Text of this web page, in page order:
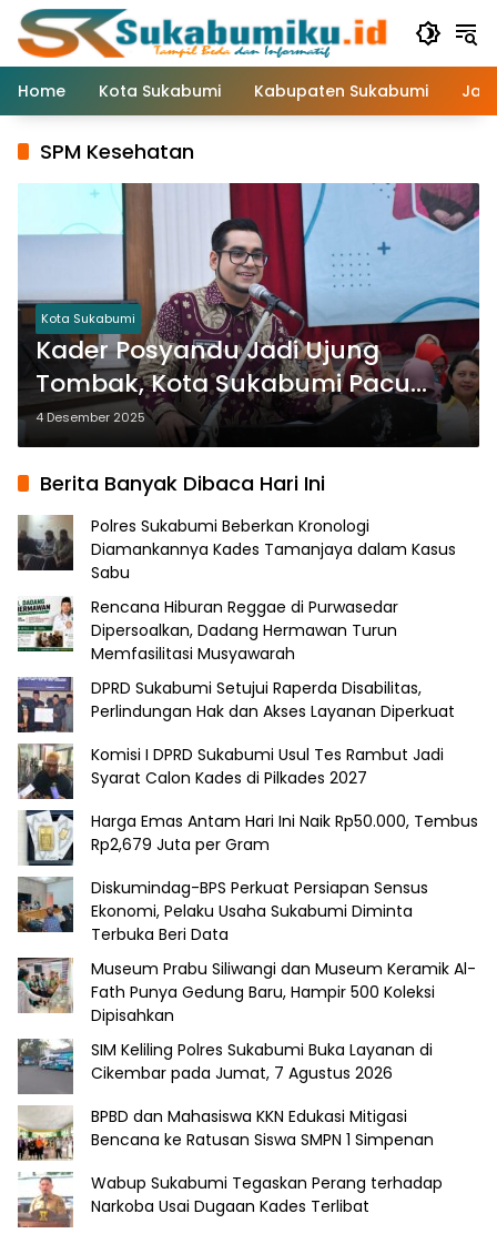
Langsung
konten
Home
Kota Sukabumi Kabupaten Sukabumi
SPM Kesehatan
Kota Sukabumi
Kader Posyandu Jadi Ujung
Tombak, Kota Sukabumi Pacu
Target Stunting di Bawah 10%
4 Desember 2025
Berita Banyak Dibaca Hari Ini
Polres Sukabumi Beberkan Kronologi
Diamankannya Kades Tamanjaya dalam Kasus
Sabu
Rencana Hiburan Reggae di Purwasedar
Dipersoalkan, Dadang Hermawan Turun
Memfasilitasi Musyawarah
DPRD Sukabumi Setujui Raperda Disabilitas,
Perlindungan Hak dan Akses Layanan Diperkuat
Komisi I DPRD Sukabumi Usul Tes Rambut Jadi
Syarat Calon Kades di Pilkades 2027
Harga Emas Antam Hari Ini Naik Rp50.000, Tembus
Rp2,679 Juta per Gram
Diskumindag-BPS Perkuat Persiapan Sensus
Ekonomi, Pelaku Usaha Sukabumi Diminta
Terbuka Beri Data
Museum Prabu Siliwangi dan Museum Keramik Al-
Fath Punya Gedung Baru, Hampir 500 Koleksi
Dipisahkan
SIM Keliling Polres Sukabumi Buka Layanan di
Cikembar pada Jumat, 7 Agustus 2026
BPBD dan Mahasiswa KKN Edukasi Mitigasi
Bencana ke Ratusan Siswa SMPN 1 Simpenan
Wabup Sukabumi Tegaskan Perang terhadap
Narkoba Usai Dugaan Kades Terlibat